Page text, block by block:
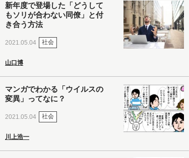
新年度で登場した「どうして
もソリが合わない同僚」と付
き合う方法
2021.05.04 社会
山口博
マンガでわかる「ウイルスの
変異」ってなに？
2021.05.04 社会
川上浩一